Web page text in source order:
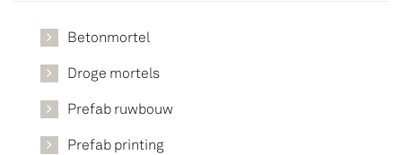
Betonmortel
Droge mortels
Prefab ruwbouw
Prefab printing